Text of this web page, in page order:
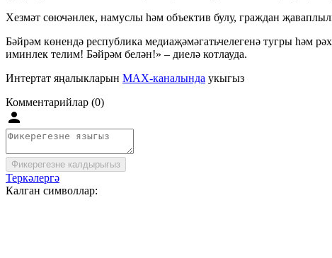
Хезмәт сөючәнлек, намуслы һәм объектив булу, граждан
Бәйрәм көнендә республика медиаҗәмәгатьчелегенә тугры һәм
иминлек телим! Бәйрәм белән!» – диелә котлауда.
Интертат яңалыкларын MAX-каналында укыгыз
Комментарийлар (0)
Фикерегезне калдырыгыз
Теркәлергә
Калган символлар: